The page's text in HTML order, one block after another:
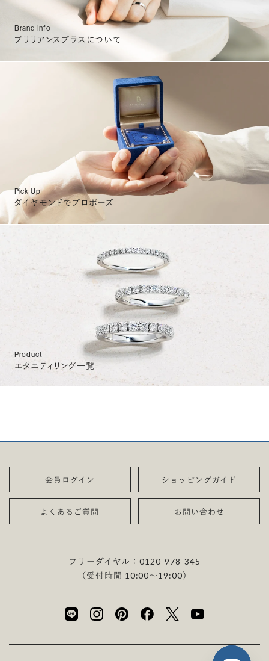
Brand Info
ブリリアンスプラスについて
Pick Up
ダイヤモンドでプロポーズ
Product
エタニティリング一覧
会員ログイン ショッピングガイド
よくあるご質問 お問い合わせ
フリーダイヤル：0120-978-345
（受付時間 10:00〜19:00）